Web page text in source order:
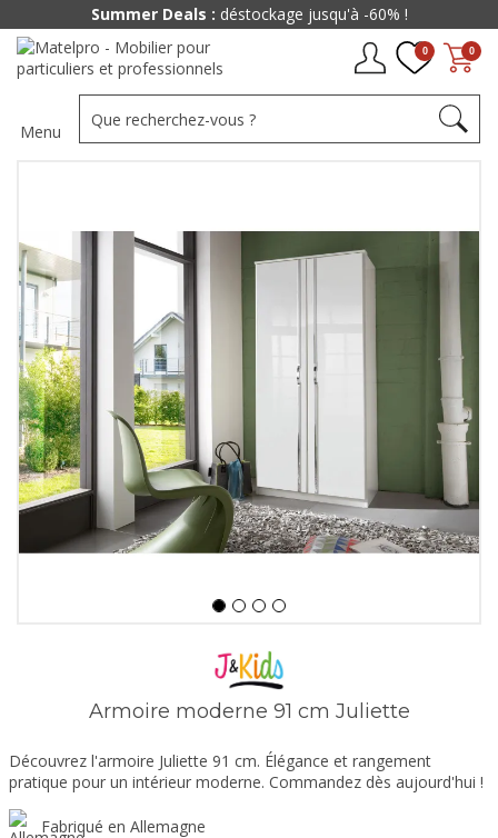
0
0
Menu
Armoire moderne 91 cm Juliette
Découvrez l'armoire Juliette 91 cm. Élégance et rangement
pratique pour un intérieur moderne. Commandez dès aujourd'hui !
Fabriqué en Allemagne
Summer Deals : déstockage jusqu'à -60% !